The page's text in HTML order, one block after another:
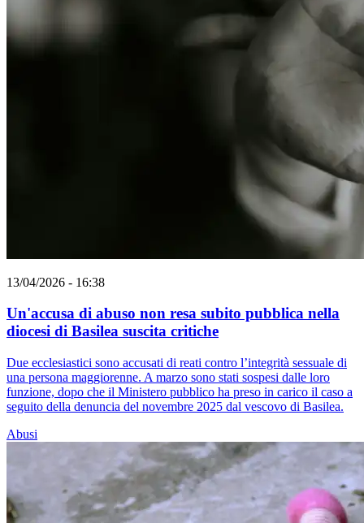
13/04/2026 - 16:38
Un'accusa di abuso non resa subito pubblica nella
diocesi di Basilea suscita critiche
Due ecclesiastici sono accusati di reati contro l’integrità sessuale di
una persona maggiorenne. A marzo sono stati sospesi dalle loro
funzione, dopo che il Ministero pubblico ha preso in carico il caso a
seguito della denuncia del novembre 2025 dal vescovo di Basilea.
Abusi